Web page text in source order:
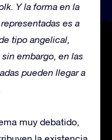
Y la forma en la
es a
tipo angelical,
embargo, en las
pueden llegar a
muy debatido,